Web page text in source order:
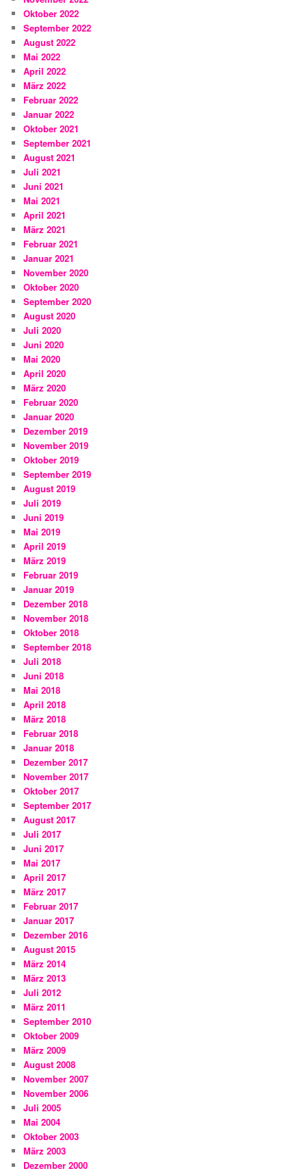
Oktober 2022
September 2022
August 2022
Mai 2022
April 2022
März 2022
Februar 2022
Januar 2022
Oktober 2021
September 2021
August 2021
Juli 2021
Juni 2021
Mai 2021
April 2021
März 2021
Februar 2021
Januar 2021
November 2020
Oktober 2020
September 2020
August 2020
Juli 2020
Juni 2020
Mai 2020
April 2020
März 2020
Februar 2020
Januar 2020
Dezember 2019
November 2019
Oktober 2019
September 2019
August 2019
Juli 2019
Juni 2019
Mai 2019
April 2019
März 2019
Februar 2019
Januar 2019
Dezember 2018
November 2018
Oktober 2018
September 2018
Juli 2018
Juni 2018
Mai 2018
April 2018
März 2018
Februar 2018
Januar 2018
Dezember 2017
November 2017
Oktober 2017
September 2017
August 2017
Juli 2017
Juni 2017
Mai 2017
April 2017
März 2017
Februar 2017
Januar 2017
Dezember 2016
August 2015
März 2014
März 2013
Juli 2012
März 2011
September 2010
Oktober 2009
März 2009
August 2008
November 2007
November 2006
Juli 2005
Mai 2004
Oktober 2003
März 2003
Dezember 2000